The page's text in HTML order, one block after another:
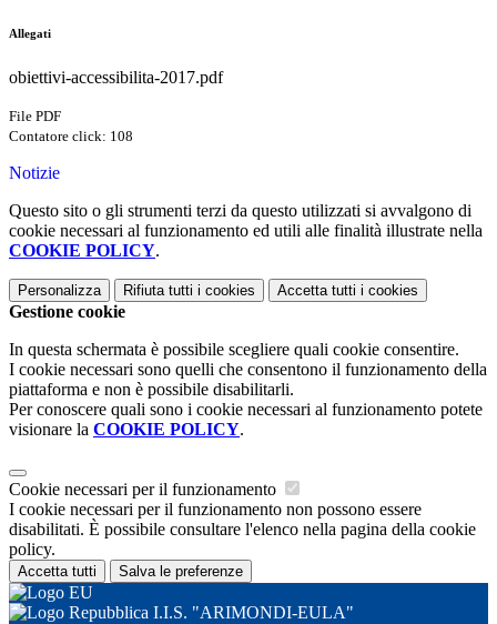
Allegati
obiettivi-accessibilita-2017.pdf
File PDF
Contatore click: 108
Notizie
Questo sito o gli strumenti terzi da questo utilizzati si avvalgono di
cookie necessari al funzionamento ed utili alle finalità illustrate nella
COOKIE POLICY.
Personalizza Rifiuta tutti i cookies Accetta tutti i cookies
Gestione cookie
In questa schermata è possibile scegliere quali cookie consentire.
I cookie necessari sono quelli che consentono il funzionamento della
piattaforma e non è possibile disabilitarli.
Per conoscere quali sono i cookie necessari al funzionamento potete
visionare la COOKIE POLICY.
Cookie necessari per il funzionamento
I cookie necessari per il funzionamento non possono essere
disabilitati. È possibile consultare l'elenco nella pagina della cookie
policy.
Accetta tutti Salva le preferenze
I.I.S. "ARIMONDI-EULA"